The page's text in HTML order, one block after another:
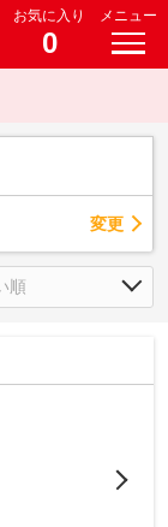
お気に入り
0
メニュー
変更